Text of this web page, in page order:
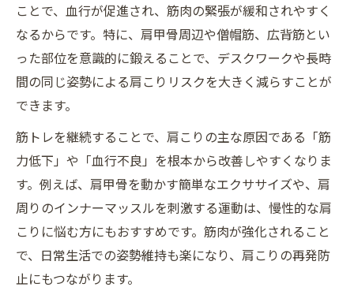
ことで、血行が促進され、筋肉の緊張が緩和されやすく
なるからです。特に、肩甲骨周辺や僧帽筋、広背筋とい
った部位を意識的に鍛えることで、デスクワークや長時
間の同じ姿勢による肩こりリスクを大きく減らすことが
できます。
筋トレを継続することで、肩こりの主な原因である「筋
力低下」や「血行不良」を根本から改善しやすくなりま
す。例えば、肩甲骨を動かす簡単なエクササイズや、肩
周りのインナーマッスルを刺激する運動は、慢性的な肩
こりに悩む方にもおすすめです。筋肉が強化されること
で、日常生活での姿勢維持も楽になり、肩こりの再発防
止にもつながります。